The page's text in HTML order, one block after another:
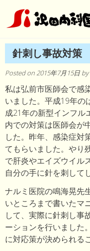
content
針刺し事故対策
Posted on 2015年7月15日 by
私は弘前市医師会で感
いました。平成19年の
成21年の新型インフル
内での対策は医師会が
した。昨年、感染症対
てもらいました。やり
で肝炎やエイズウイル
自分の手に針を刺して
ナルミ医院の鳴海晃先
いところまで書いたマ
して、実際に針刺し事
ーションを行いました
に対応策が決められる